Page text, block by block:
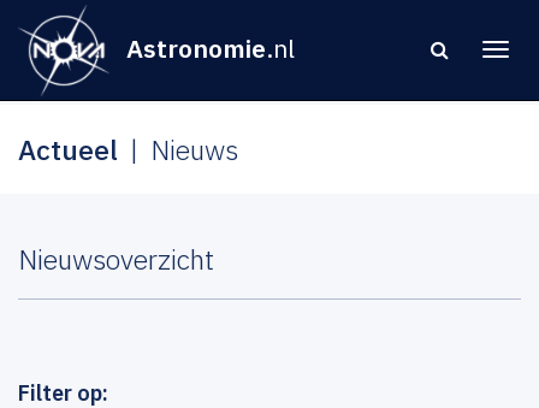
Astronomie.nl
Actueel Nieuws
Nieuwsoverzicht
Filter op: